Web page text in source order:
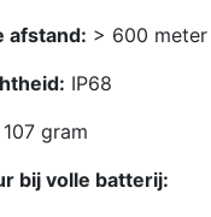
afstand: > 600 meter
IP68
107 gram
bij volle batterij: